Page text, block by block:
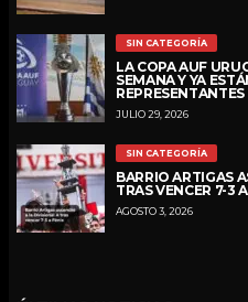
SIN CATEGORÍA
LA COPA AUF
SEMANA Y YA
REPRESENTANTES
JULIO 29, 2026
SIN CATEGORÍA
BARRIO ARTIGAS
TRAS VENCER 7-3
AGOSTO 3, 2026